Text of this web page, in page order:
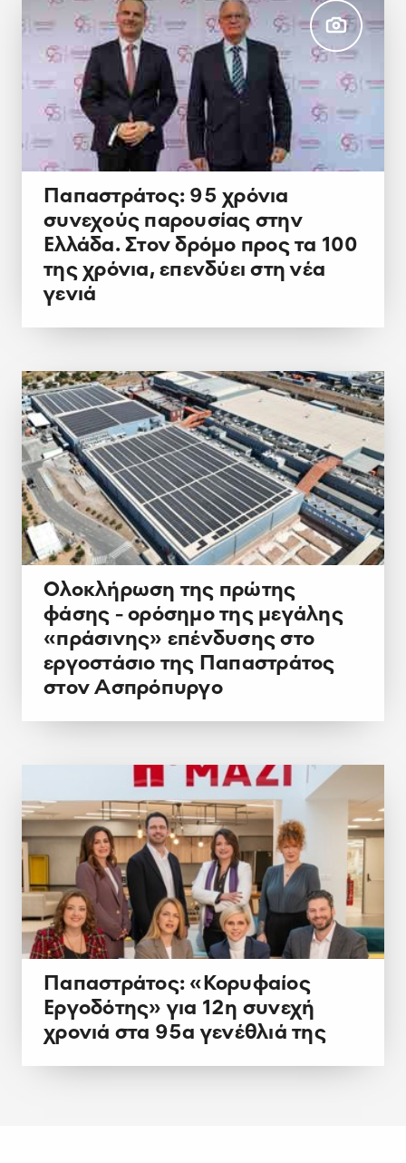
Παπαστράτος: 95 χρόνια
συνεχούς παρουσίας στην
Ελλάδα. Στον δρόμο προς τα 100
της χρόνια, επενδύει στη νέα
γενιά
Ολοκλήρωση της πρώτης
φάσης - ορόσημο της μεγάλης
«πράσινης» επένδυσης στο
εργοστάσιο της Παπαστράτος
στον Ασπρόπυργο
Παπαστράτος: «Κορυφαίος
Εργοδότης» για 12η συνεχή
χρονιά στα 95α γενέθλιά της